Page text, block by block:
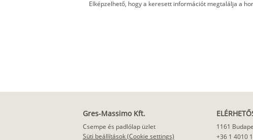
Elképzelhető, hogy a keresett információt megtalálja a
Gres-Massimo Kft.
Csempe és padlólap üzlet
Süti beállítások (Cookie settings)
1161
+36 1 4010